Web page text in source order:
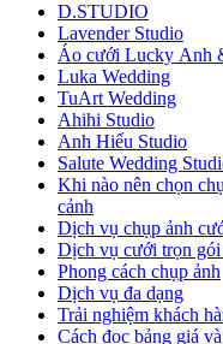
D.STUDIO
Lavender Studio
Áo cưới Lucky Anh
Luka Wedding
TuArt Wedding
Ahihi Studio
Anh Hiếu Studio
Salute Wedding
Khi nào nên chọn
cảnh
Dịch vụ chụp ảnh
Dịch vụ cưới trọn
Phong cách chụp ảnh
Dịch vụ đa dạng
Trải nghiệm khách
Cách đọc bảng giá